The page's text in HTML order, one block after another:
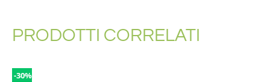
PRODOTTI CORRELATI
-30%